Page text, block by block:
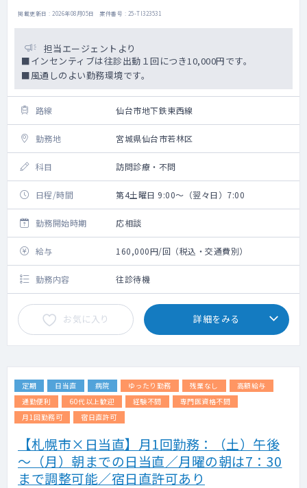
掲載更新日 : 2026年08月05日 案件番号 : 25-TI323531
担当エージェントより
■インセンティブは往診出動１回につき10,000円です。
■風通しのよい勤務環境です。
路線 仙台市地下鉄東西線
勤務地 宮城県仙台市若林区
科目 訪問診療・不問
日程/時間 第4土曜日 9:00～（翌々日）7:00
勤務開始時期 応相談
給与 160,000円/回（税込・交通費別）
勤務内容 往診待機
お気に入り 詳細をみる
定期 日当直 病院 ゆったり勤務 残業なし
高額給与
通勤便利
60代以上歓迎 経験不問
専門医資格不問
月1回勤務可
宿日直許可
【札幌市×日当直】月1回勤務：（土）午後
～（月）朝までの日当直／月曜の朝は7：30
まで調整可能／宿日直許可あり